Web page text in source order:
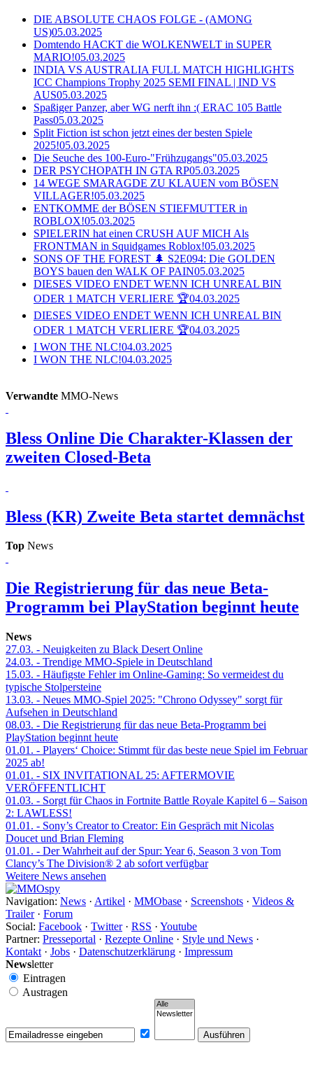
DIE ABSOLUTE CHAOS FOLGE - (AMONG
US)05.03.2025
Domtendo HACKT die WOLKENWELT in SUPER
MARIO!05.03.2025
INDIA VS AUSTRALIA FULL MATCH HIGHLIGHTS
ICC Champions Trophy 2025 SEMI FINAL | IND VS
AUS05.03.2025
Spaßiger Panzer, aber WG nerft ihn :( ERAC 105 Battle
Pass05.03.2025
Split Fiction ist schon jetzt eines der besten Spiele
2025!05.03.2025
Die Seuche des 100-Euro-"Frühzugangs"05.03.2025
DER PSYCHOPATH IN GTA RP05.03.2025
14 WEGE SMARAGDE ZU KLAUEN vom BÖSEN
VILLAGER!05.03.2025
ENTKOMME der BÖSEN STIEFMUTTER in
ROBLOX!05.03.2025
SPIELERIN hat einen CRUSH AUF MICH Als
FRONTMAN in Squidgames Roblox!05.03.2025
SONS OF THE FOREST 🌲 S2E094: Die GOLDEN
BOYS bauen den WALK OF PAIN05.03.2025
DIESES VIDEO ENDET WENN ICH UNREAL BIN
ODER 1 MATCH VERLIERE 🏆04.03.2025
DIESES VIDEO ENDET WENN ICH UNREAL BIN
ODER 1 MATCH VERLIERE 🏆04.03.2025
I WON THE NLC!04.03.2025
I WON THE NLC!04.03.2025
Verwandte MMO-News
Bless Online Die Charakter-Klassen der
zweiten Closed-Beta
Bless (KR) Zweite Beta startet demnächst
Top News
Die Registrierung für das neue Beta-
Programm bei PlayStation beginnt heute
News
27.03. - Neuigkeiten zu Black Desert Online
24.03. - Trendige MMO-Spiele in Deutschland
15.03. - Häufigste Fehler im Online-Gaming: So vermeidest du
typische Stolpersteine
13.03. - Neues MMO-Spiel 2025: "Chrono Odyssey" sorgt für
Aufsehen in Deutschland
08.03. - Die Registrierung für das neue Beta-Programm bei
PlayStation beginnt heute
01.01. - Players‘ Choice: Stimmt für das beste neue Spiel im Februar
2025 ab!
01.01. - SIX INVITATIONAL 25: AFTERMOVIE
VERÖFFENTLICHT
01.03. - Sorgt für Chaos in Fortnite Battle Royale Kapitel 6 – Saison
2: LAWLESS!
01.01. - Sony’s Creator to Creator: Ein Gespräch mit Nicolas
Doucet und Brian Fleming
01.01. - Der Wahrheit auf der Spur: Year 6, Season 3 von Tom
Clancy’s The Division® 2 ab sofort verfügbar
Weitere News ansehen
Navigation: News · Artikel · MMObase · Screenshots · Videos &
Trailer· Forum
Social: Facebook · Twitter· RSS · Youtube
Partner: Presseportal · Rezepte Online · Style und News ·
Kontakt · Jobs · Datenschutzerklärung · Impressum
Newsletter
Eintragen
Austragen